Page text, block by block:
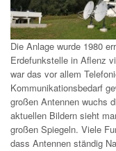
Die Anlage wurde 1980
Erdefunkstelle in Aflenz
war das vor allem
Kommunikationsbedarf
großen Antennen wuchs
aktuellen Bildern sieht
großen Spiegeln. Viele
dass Antennen ständig